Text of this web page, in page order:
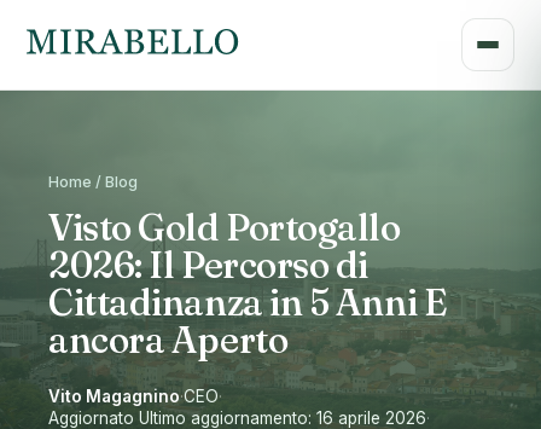
Home / Blog
Visto Gold Portogallo
2026: Il Percorso di
Cittadinanza in 5 Anni E
ancora Aperto
Vito Magagnino·CEO·
Aggiornato Ultimo aggiornamento: 16 aprile 2026·